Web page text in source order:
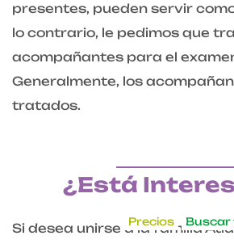
presentes, pueden servir
lo contrario, le pedimos que
acompañantes para el
Generalmente, los
tratados.
¿Está
Si desea unirse a la familia
Precios